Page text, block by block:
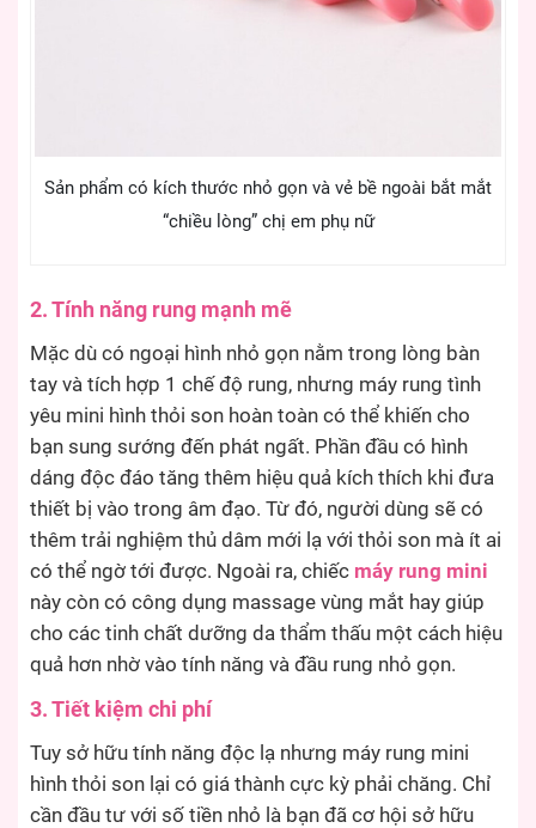
Sản phẩm có kích thước nhỏ gọn và vẻ bề ngoài bắt mắt
“chiều lòng” chị em phụ nữ
2. Tính năng rung mạnh mẽ
Mặc dù có ngoại hình nhỏ gọn nằm trong lòng bàn
tay và tích hợp 1 chế độ rung, nhưng máy rung tình
yêu mini hình thỏi son hoàn toàn có thể khiến cho
bạn sung sướng đến phát ngất. Phần đầu có hình
dáng độc đáo tăng thêm hiệu quả kích thích khi đưa
thiết bị vào trong âm đạo. Từ đó, người dùng sẽ có
thêm trải nghiệm thủ dâm mới lạ với thỏi son mà ít ai
có thể ngờ tới được. Ngoài ra, chiếc máy rung mini
này còn có công dụng massage vùng mắt hay giúp
cho các tinh chất dưỡng da thẩm thấu một cách hiệu
quả hơn nhờ vào tính năng và đầu rung nhỏ gọn.
3. Tiết kiệm chi phí
Tuy sở hữu tính năng độc lạ nhưng máy rung mini
hình thỏi son lại có giá thành cực kỳ phải chăng. Chỉ
cần đầu tư với số tiền nhỏ là bạn đã cơ hội sở hữu